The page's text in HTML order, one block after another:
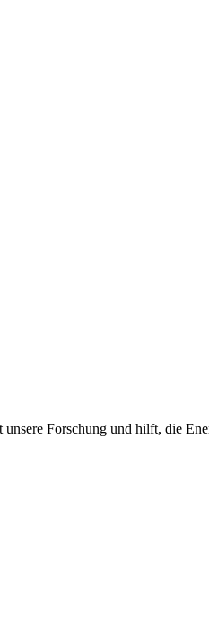
Forschung und hilft, die